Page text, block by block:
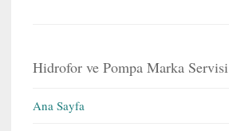
Hidrofor ve Pompa Marka Servisi
Ana Sayfa